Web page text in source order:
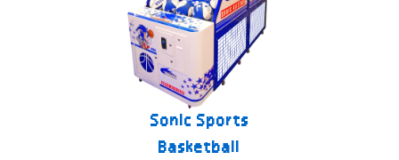
Sonic Sports
Basketball